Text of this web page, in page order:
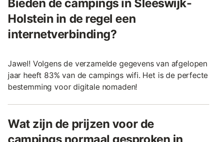
Bieden de campings in Sleeswijk-
Holstein in de regel een
internetverbinding?
Jawel! Volgens de verzamelde gegevens van afgelopen
jaar heeft 83% van de campings wifi. Het is de perfecte
bestemming voor digitale nomaden!
Wat zijn de prijzen voor de